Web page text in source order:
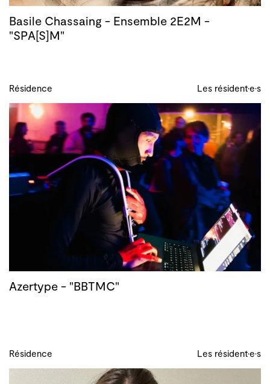
Basile Chassaing - Ensemble 2E2M -
"SPA[S]M"
Résidence Les résident·e·s
Azertype - "BBTMC"
Résidence Les résident·e·s